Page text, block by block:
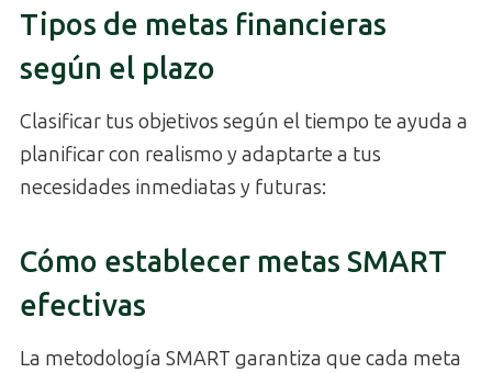
Tipos de metas financieras
según el plazo
Clasificar tus objetivos según el tiempo te ayuda a
planificar con realismo y adaptarte a tus
necesidades inmediatas y futuras:
Cómo establecer metas SMART
efectivas
La metodología SMART garantiza que cada meta